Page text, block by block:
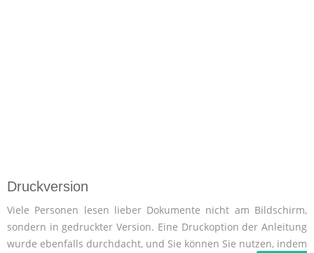
Druckversion
Viele Personen lesen lieber Dokumente nicht am Bildschirm,
sondern in gedruckter Version. Eine Druckoption der Anleitung
wurde ebenfalls durchdacht, und Sie können Sie nutzen, indem